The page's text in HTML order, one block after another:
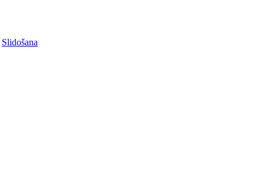
Slidošana